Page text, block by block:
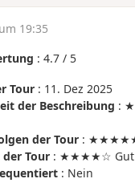
19:35
: 4.7 / 5
Tour : 11. Dez 2025
der Beschreibung :
der Tour : ★★★★★
Tour : ★★★★☆ Gut
: Nein